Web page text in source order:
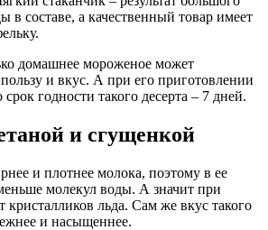
в составе, а качественный товар имеет
домашнее мороженое может
и вкус. А при его приготовлении
годности такого десерта – 7 дней.
и сгущенкой
и плотнее молока, поэтому в ее
молекул воды. А значит при
кристалликов льда. Сам же вкус такого
и насыщеннее.